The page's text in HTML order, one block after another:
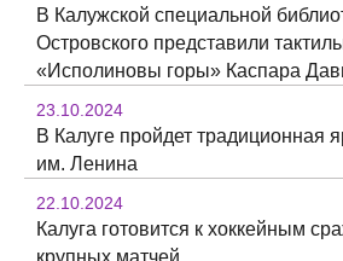
В Калужской специальной
Островского представили
«Исполиновы горы» Каспара
23.10.2024
В Калуге пройдет традиционная
им. Ленина
22.10.2024
Калуга готовится к хоккейным
крупных матчей